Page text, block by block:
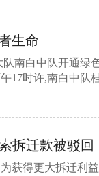
生命
南白中队开通绿
17时许,南白中队
拆迁款被驳回
获得更大拆迁利